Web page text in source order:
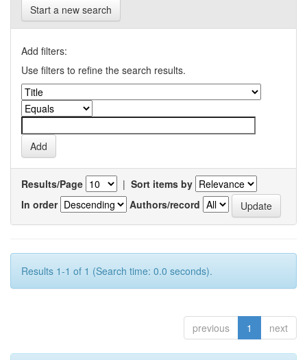
Start a new search
Add filters:
Use filters to refine the search results.
Results/Page | Sort items by
In order
Authors/record
Results 1-1 of 1 (Search time: 0.0 seconds).
previous 1 next